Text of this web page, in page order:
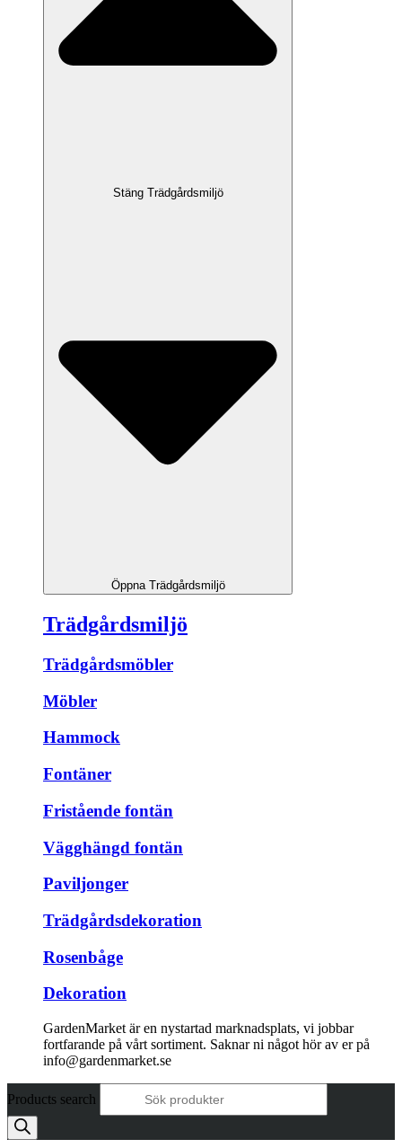
Stäng Trädgårdsmiljö
Öppna Trädgårdsmiljö
Trädgårdsmiljö
Trädgårdsmöbler
Möbler
Hammock
Fontäner
Fristående fontän
Vägghängd fontän
Paviljonger
Trädgårdsdekoration
Rosenbåge
Dekoration
GardenMarket är en nystartad marknadsplats, vi jobbar
fortfarande på vårt sortiment. Saknar ni något hör av er på
info@gardenmarket.se
Products search